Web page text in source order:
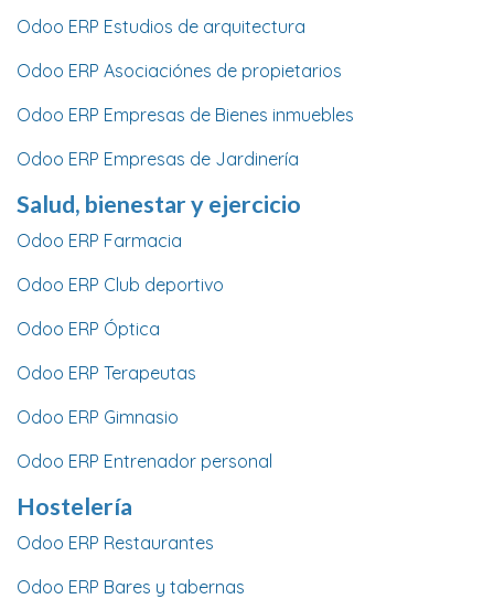
Odoo ERP Estudios de arquitectura
Odoo ERP Asociaciónes de propietarios
Odoo ERP Empresas de Bienes inmuebles
Odoo ERP Empresas de Jardinería
Salud, bienestar y ejercicio
Odoo ERP Farmacia
Odoo ERP Club deportivo
Odoo ERP Óptica
Odoo ERP Terapeutas
Odoo ERP Gimnasio
Odoo ERP Entrenador personal
Hostelería
Odoo ERP Restaurantes
Odoo ERP Bares y tabernas